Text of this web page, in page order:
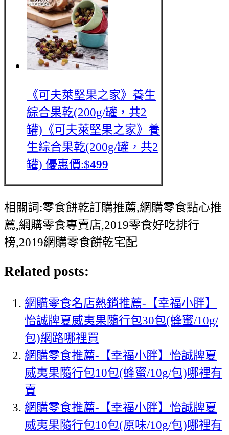
《可夫萊堅果之家》養生
綜合果乾(200g/罐，共2
罐) 《可夫萊堅果之家》養
生綜合果乾(200g/罐，共2
罐) 優惠價:$499
相關詞:零食餅乾訂購推薦,網購零食點心推
薦,網購零食專賣店,2019零食好吃排行
榜,2019網購零食餅乾宅配
Related posts:
網購零食名店熱銷推薦-【幸福小胖】
怡誠牌夏威夷果隨行包30包(蜂蜜/10g/
包)網路哪裡買
網購零食推薦-【幸福小胖】怡誠牌夏
威夷果隨行包10包(蜂蜜/10g/包)哪裡有
賣
網購零食推薦-【幸福小胖】怡誠牌夏
威夷果隨行包10包(原味/10g/包)哪裡有